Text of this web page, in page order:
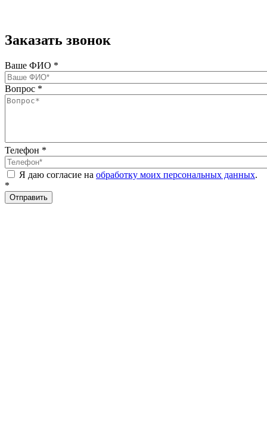
Заказать звонок
Ваше ФИО *
Вопрос *
Телефон *
Я даю согласие на обработку моих персональных данных.
*